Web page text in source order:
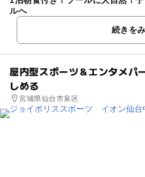
ルへ
続きを
屋内型スポーツ＆エンタメパ
しめる
宮城県仙台市泉区